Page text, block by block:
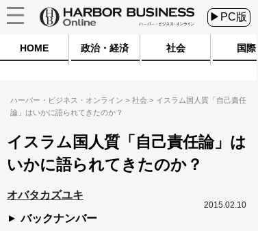
▶PC版
HOME 政治・経済 社会 国際
ハーバー・ビジネス・オンライン 社会
イスラム国人質「自己責任
論」はいかに語られてきたのか？
イスラム国人質「自己責任論」は
いかに語られてきたのか？
オバタカズユキ
バックナンバー
2015.02.10